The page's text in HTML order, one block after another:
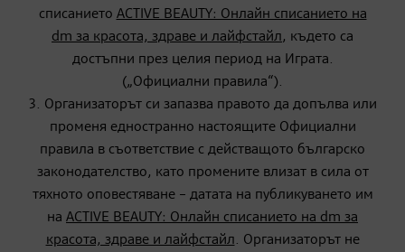
списанието ACTIVE BEAUTY: Онлайн списанието на
dm за красота, здраве и лайфстайл, където са
достъпни през целия период на Играта.
(„Официални правила“).
3. Организаторът си запазва правото да допълва или
променя едностранно настоящите Официални
правила в съответствие с действащото българско
законодателство, като промените влизат в сила от
тяхното оповестяване – датата на публикуването им
на ACTIVE BEAUTY: Онлайн списанието на dm за
красота, здраве и лайфстайл. Организаторът не